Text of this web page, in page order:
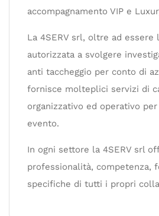
accompagnamento VIP e
La 4SERV srl, oltre ad essere
autorizzata a svolgere
anti taccheggio per conto di
fornisce molteplici servizi di
organizzativo ed operativo
evento.
In ogni settore la 4SERV srl
professionalità, competenza,
specifiche di tutti i propri